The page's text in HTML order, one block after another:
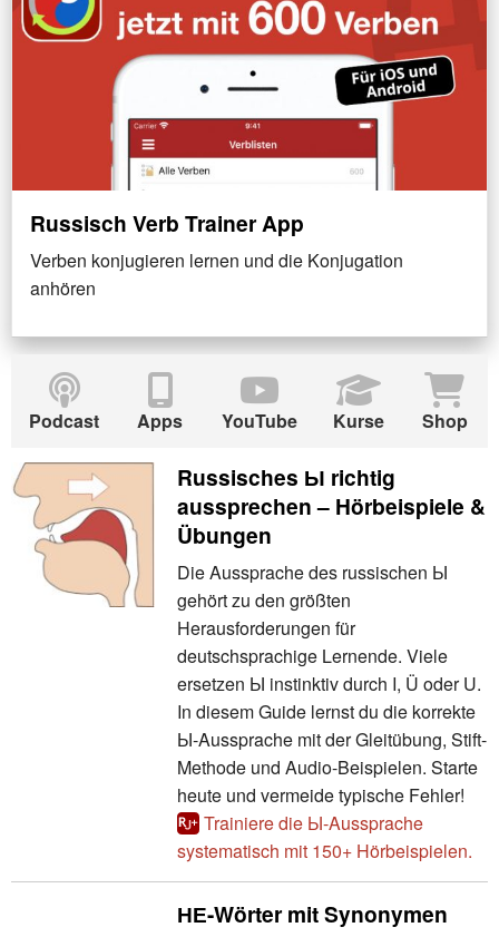
Russisch Verb Trainer App
Verben konjugieren lernen und die Konjugation
anhören
Podcast Apps YouTube Kurse Shop
Russisches Ы richtig
aussprechen – Hörbeispiele &
Übungen
Die Aussprache des russischen Ы
gehört zu den größten
Herausforderungen für
deutschsprachige Lernende. Viele
ersetzen Ы instinktiv durch I, Ü oder U.
In diesem Guide lernst du die korrekte
Ы-Aussprache mit der Gleitübung, Stift-
Methode und Audio-Beispielen. Starte
heute und vermeide typische Fehler!
Trainiere die Ы-Aussprache
systematisch mit 150+ Hörbeispielen.
НЕ-Wörter mit Synonymen